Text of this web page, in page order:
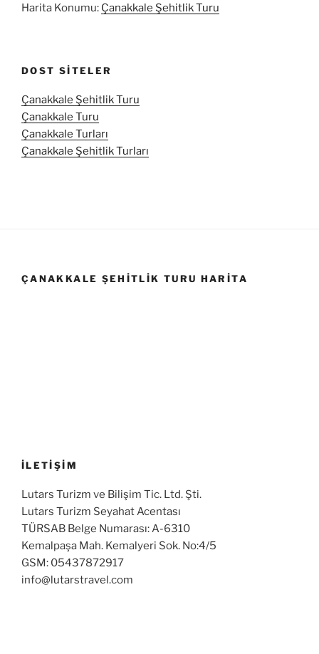
Harita Konumu: Çanakkale Şehitlik Turu
DOST SITELER
Çanakkale Şehitlik Turu
Çanakkale Turu
Çanakkale Turları
Çanakkale Şehitlik Turları
ÇANAKKALE ŞEHITLIK TURU HARITA
İLETİŞİM
Lutars Turizm ve Bilişim Tic. Ltd. Şti.
Lutars Turizm Seyahat Acentası
TÜRSAB Belge Numarası: A-6310
Kemalpaşa Mah. Kemalyeri Sok. No:4/5
GSM: 05437872917
info@lutarstravel.com